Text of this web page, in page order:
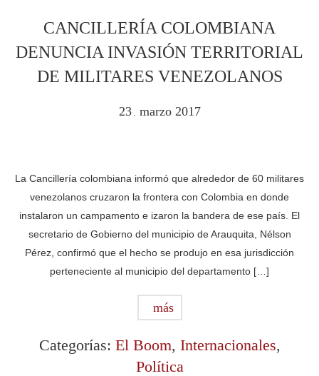
CANCILLERÍA COLOMBIANA
DENUNCIA INVASIÓN TERRITORIAL
DE MILITARES VENEZOLANOS
23 . marzo 2017
La Cancillería colombiana informó que alrededor de 60 militares
venezolanos cruzaron la frontera con Colombia en donde
instalaron un campamento e izaron la bandera de ese país. El
secretario de Gobierno del municipio de Arauquita, Nélson
Pérez, confirmó que el hecho se produjo en esa jurisdicción
perteneciente al municipio del departamento […]
más
Categorías: El Boom, Internacionales,
Política